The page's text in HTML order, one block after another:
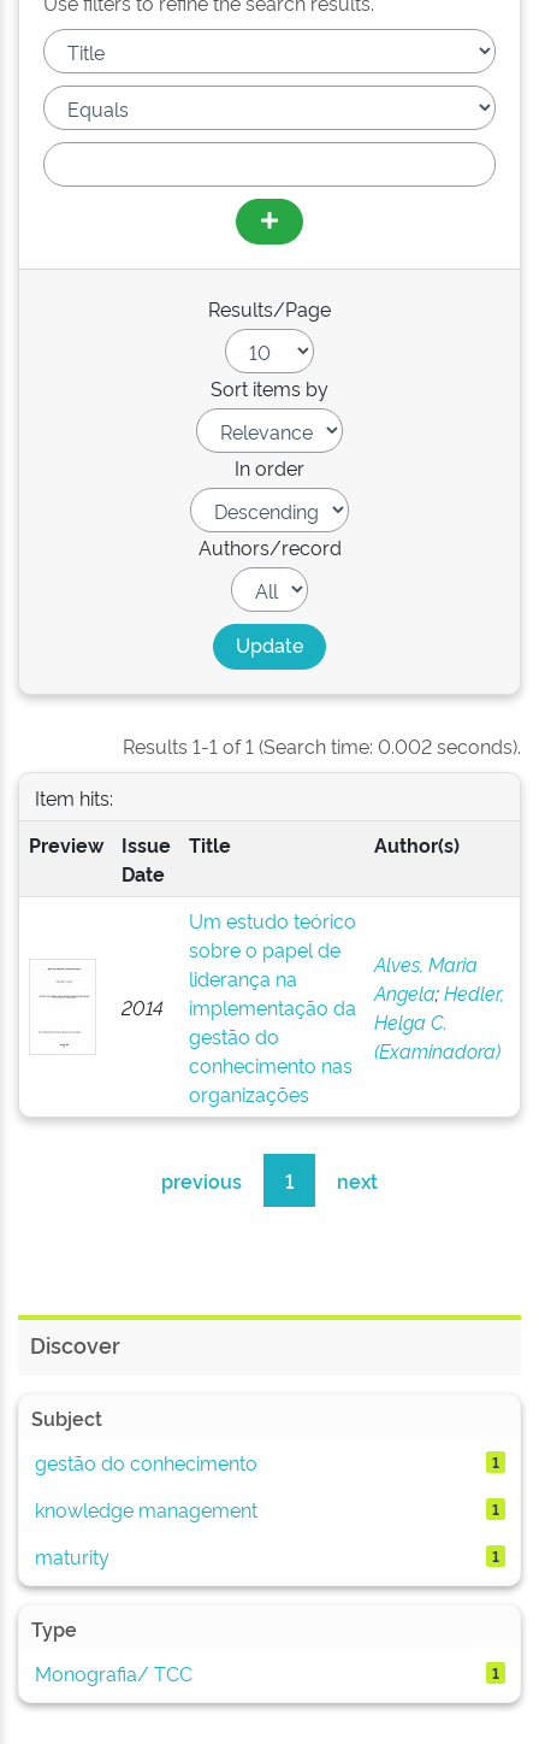
Results/Page
Sort items by
In order
Authors/record
Results 1-1 of 1 (Search time: 0.002 seconds).
Item hits:
Preview
Issue
Date
Title Author(s)
2014
Um estudo teórico
sobre o papel de
liderança na
implementação da
gestão do
conhecimento nas
organizações
Alves, Maria
Angela;Hedler,
Helga C.
(Examinadora)
previous 1 next
Discover
Subject
gestão do conhecimento
1
knowledge management 1
maturity 1
Type
Monografia/ TCC
1